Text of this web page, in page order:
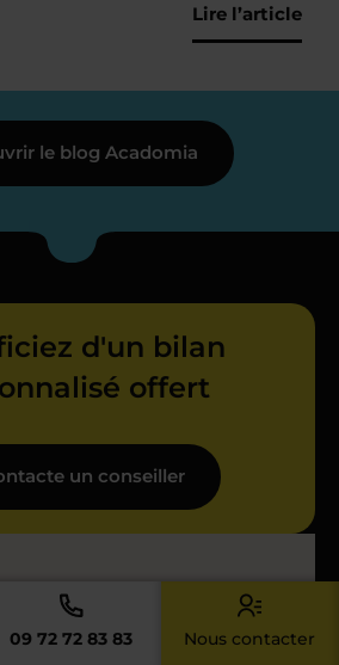
09 72 72 83 83 Nous contacter
Lire l’article
le blog Acadomia
d'un bilan
offert
un conseiller